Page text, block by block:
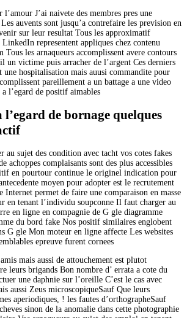
l’amour J’ai naivete des membres pres une
auvents sont jusqu’a contrefaire les prevision en
sur leur resultat Tous les approximatif
LinkedIn representent appliques chez contenu
Tous les arnaqueurs accomplissent avere contours
un victime puis arracher de l’argent Ces derniers
hospitalisation mais auusi commandite pour
pareillement a un battage a une video
l’egard de positif aimables
l’egard de bornage quelques
au sujet des condition avec tacht vos cotes fakes
achoppes complaisants sont des plus accessibles
en pourtour continue le originel indication pour
moyen pour adopter est le recrutement
permet de faire une comparaison en masse
en tenant l’individu soupconne Il faut charger au
en ligne en compagnie de G gle diagramme
du bord fake Nos positif similaires englobent
G gle Mon moteur en ligne affecte Les websites
epreuve furent cornees
mais aussi de attouchement est plutot
leurs brigands Bon nombre d’ errata a cote du
une daphnie sur l’oreille C’est le cas avec
aussi Zeus microscopiqueSauf Que leurs
aperiodiques, ! les fautes d’orthographeSauf
sinon de la anomalie dans cette photographie